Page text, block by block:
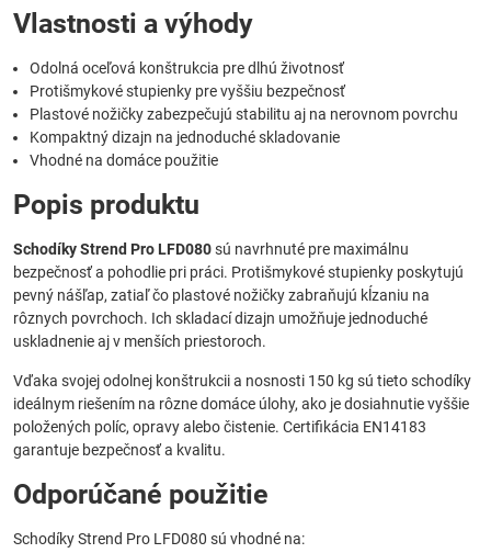
Vlastnosti a výhody
Odolná oceľová konštrukcia pre dlhú životnosť
Protišmykové stupienky pre vyššiu bezpečnosť
Plastové nožičky zabezpečujú stabilitu aj na nerovnom povrchu
Kompaktný dizajn na jednoduché skladovanie
Vhodné na domáce použitie
Popis produktu
Schodíky Strend Pro LFD080sú navrhnuté pre maximálnu
bezpečnosť a pohodlie pri práci. Protišmykové stupienky poskytujú
pevný nášľap, zatiaľ čo plastové nožičky zabraňujú kĺzaniu na
rôznych povrchoch. Ich skladací dizajn umožňuje jednoduché
uskladnenie aj v menších priestoroch.
Vďaka svojej odolnej konštrukcii a nosnosti 150 kg sú tieto schodíky
ideálnym riešením na rôzne domáce úlohy, ako je dosiahnutie vyššie
položených políc, opravy alebo čistenie. Certifikácia EN14183
garantuje bezpečnosť a kvalitu.
Odporúčané použitie
Schodíky Strend Pro LFD080 sú vhodné na: